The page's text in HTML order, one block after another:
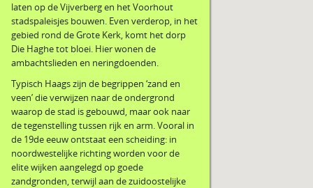
laten op de Vijverberg en het Voorhout
stadspaleisjes bouwen. Even verderop, in het
gebied rond de Grote Kerk, komt het dorp
Die Haghe tot bloei. Hier wonen de
ambachtslieden en neringdoenden.
Typisch Haags zijn de begrippen ‘zand en
veen’ die verwijzen naar de ondergrond
waarop de stad is gebouwd, maar ook naar
de tegenstelling tussen rijk en arm. Vooral in
de 19de eeuw ontstaat een scheiding: in
noordwestelijke richting worden voor de
elite wijken aangelegd op goede
zandgronden, terwijl aan de zuidoostelijke